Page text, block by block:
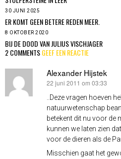
30 JUNI 2025
ER KOMT GEEN BETERE REDEN MEER.
8 OKTOBER 2020
BIJ DE DOOD VAN JULIUS VISCHJAGER
2 COMMENTSGEEF EEN REACTIE
Alexander Hijstek
schreef:
22 juni 2011 om 03:33
..Deze vragen hoeven
natuurwetenschap
betekent dit nu voor de
kunnen we laten zien
voor de dieren als de
Misschien gaat het